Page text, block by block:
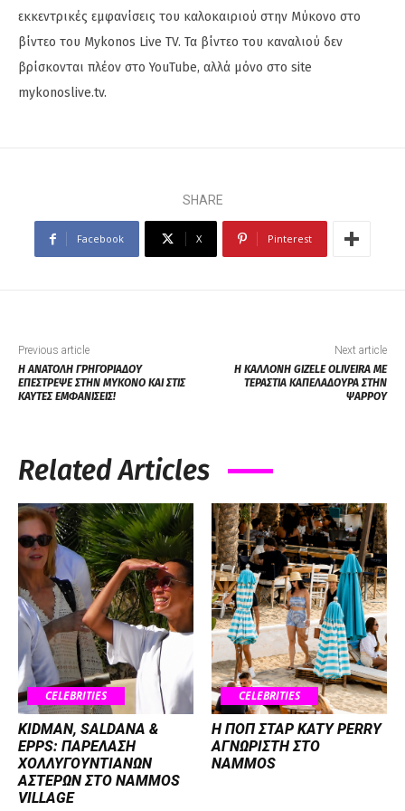
εκκεντρικές εμφανίσεις του καλοκαιριού στην Μύκονο στο
βίντεο του Mykonos Live TV. Τα βίντεο του καναλιού δεν
βρίσκονται πλέον στο YouTube, αλλά μόνο στο site
mykonoslive.tv.
SHARE
Facebook X Pinterest
Previous article
Η ΑΝΑΤΟΛΗ ΓΡΗΓΟΡΙΑΔΟΥ
ΕΠΕΣΤΡΕΨΕ ΣΤΗΝ ΜΥΚΟΝΟ ΚΑΙ ΣΤΙΣ
ΚΑΥΤΕΣ ΕΜΦΑΝΙΣΕΙΣ!
Next article
Η ΚΑΛΛΟΝΗ GIZELE OLIVEIRA ΜΕ
ΤΕΡΑΣΤΙΑ ΚΑΠΕΛΑΔΟΥΡΑ ΣΤΗΝ
ΨΑΡΡΟΥ
Related Articles
CELEBRITIES
KIDMAN, SALDANA &
EPPS: ΠΑΡΕΛΑΣΗ
ΧΟΛΛΥΓΟΥΝΤΙΑΝΩΝ
ΑΣΤΕΡΩΝ ΣΤΟ NAMMOS
VILLAGE
CELEBRITIES
H ΠΟΠ ΣΤΑΡ KATY PERRY
ΑΓΝΩΡΙΣΤΗ ΣΤΟ
NAMMOS